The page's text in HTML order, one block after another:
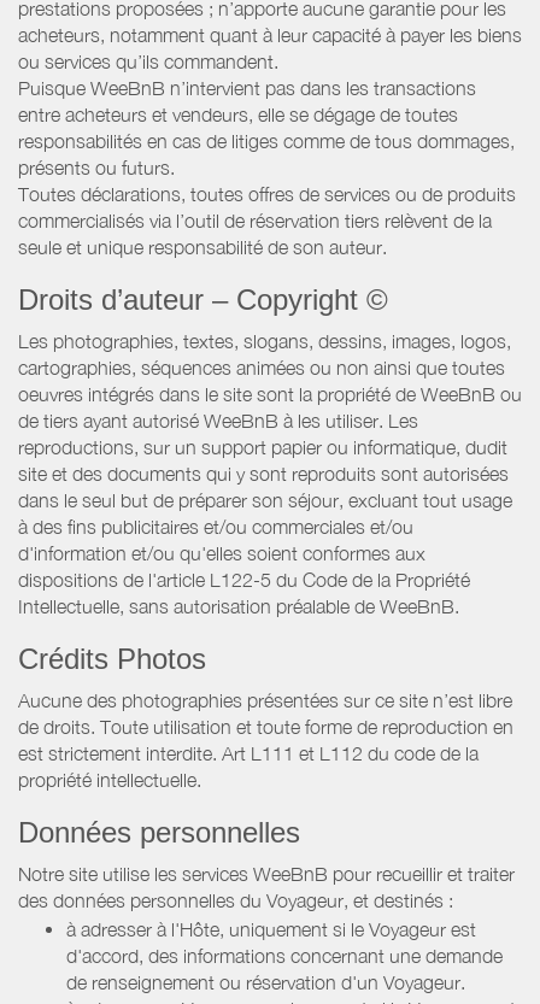
prestations proposées ; n’apporte aucune garantie pour les
acheteurs, notamment quant à leur capacité à payer les biens
ou services qu’ils commandent.
Puisque WeeBnB n’intervient pas dans les transactions
entre acheteurs et vendeurs, elle se dégage de toutes
responsabilités en cas de litiges comme de tous dommages,
présents ou futurs.
Toutes déclarations, toutes offres de services ou de produits
commercialisés via l’outil de réservation tiers relèvent de la
seule et unique responsabilité de son auteur.
Droits d’auteur – Copyright ©
Les photographies, textes, slogans, dessins, images, logos,
cartographies, séquences animées ou non ainsi que toutes
oeuvres intégrés dans le site sont la propriété de WeeBnB ou
de tiers ayant autorisé WeeBnB à les utiliser. Les
reproductions, sur un support papier ou informatique, dudit
site et des documents qui y sont reproduits sont autorisées
dans le seul but de préparer son séjour, excluant tout usage
à des fins publicitaires et/ou commerciales et/ou
d'information et/ou qu'elles soient conformes aux
dispositions de l'article L122-5 du Code de la Propriété
Intellectuelle, sans autorisation préalable de WeeBnB.
Crédits Photos
Aucune des photographies présentées sur ce site n’est libre
de droits. Toute utilisation et toute forme de reproduction en
est strictement interdite. Art L111 et L112 du code de la
propriété intellectuelle.
Données personnelles
Notre site utilise les services WeeBnB pour recueillir et traiter
des données personnelles du Voyageur, et destinés :
à adresser à l'Hôte, uniquement si le Voyageur est
d'accord, des informations concernant une demande
de renseignement ou réservation d'un Voyageur.